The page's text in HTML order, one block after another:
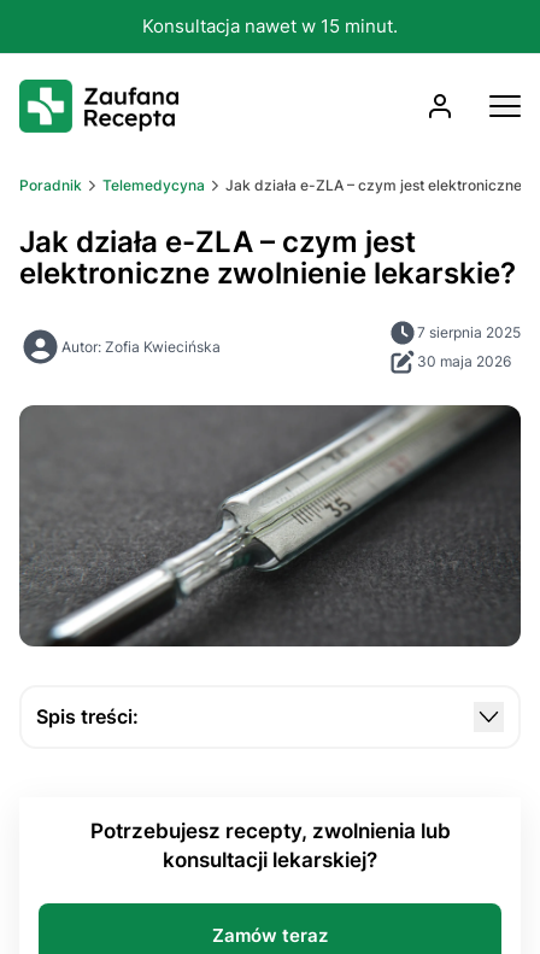
Konsultacja nawet w 15 minut.
Poradnik Telemedycyna Jak działa e-ZLA – czym jest elektroniczne
Jak działa e-ZLA – czym jest
elektroniczne zwolnienie lekarskie?
Autor: Zofia Kwiecińska
7 sierpnia 2025
30 maja 2026
Spis treści:
W jaki sposób PUE ZUS przekazuje informacje
pacjentowi i płatnikowi składek?
Jak pacjent może korzystać z elektronicznego
zwolnienia i jakie dokumenty dodatkowe obsługuje
Potrzebujesz recepty, zwolnienia lub
konsultacji lekarskiej?
Zamów teraz